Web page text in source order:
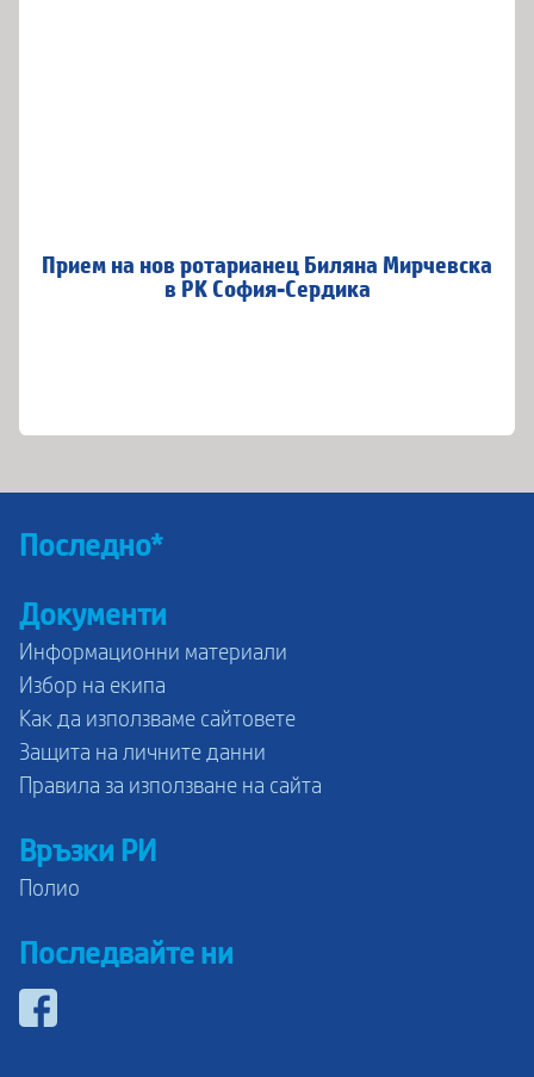
Прием на нов ротарианец Биляна Мирчевска
в РК София-Сердика
Последно*
Документи
Информационни материали
Избор на екипа
Как да използваме сайтовете
Защита на личните данни
Правила за използване на сайта
Връзки РИ
Полио
Последвайте ни